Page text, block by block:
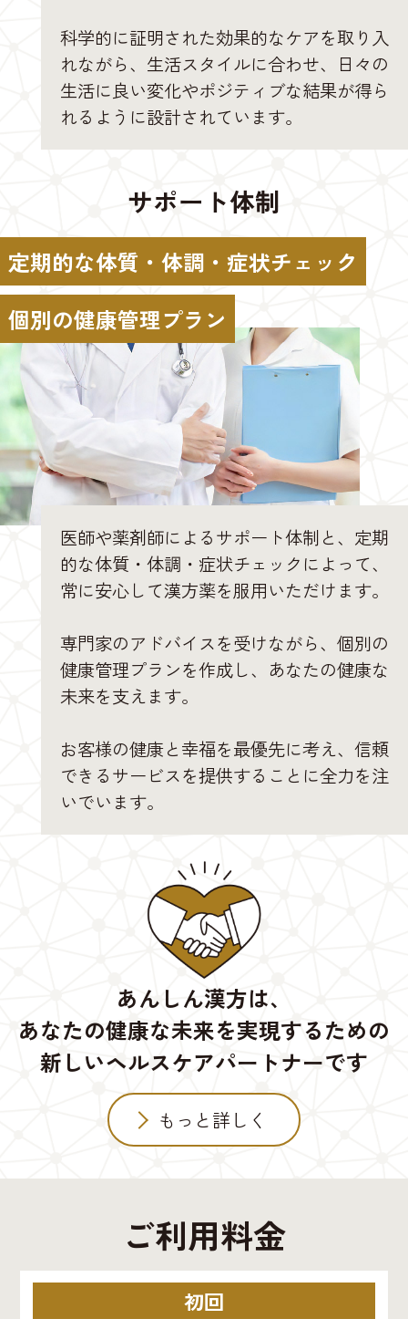
科学的に証明された効果的なケアを取り入
れながら、生活スタイルに合わせ、日々の
生活に良い変化やポジティブな結果が得ら
れるように設計されています。
サポート体制
定期的な体質・体調・症状チェック
個別の健康管理プラン
医師や薬剤師によるサポート体制と、定期
的な体質・体調・症状チェックによって、
常に安心して漢方薬を服用いただけます。
専門家のアドバイスを受けながら、個別の
健康管理プランを作成し、あなたの健康な
未来を支えます。
お客様の健康と幸福を最優先に考え、信頼
できるサービスを提供することに全力を注
いでいます。
あんしん漢方は、
あなたの健康な未来を実現するための
新しいヘルスケアパートナーです
もっと詳しく
ご利用料金
初回